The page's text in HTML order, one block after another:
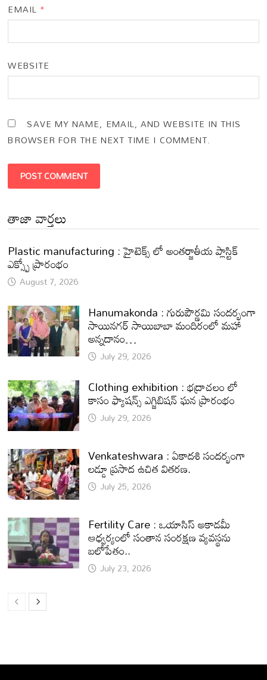
EMAIL *
WEBSITE
SAVE MY NAME, EMAIL, AND WEBSITE IN THIS
BROWSER FOR THE NEXT TIME I COMMENT.
తాజా వార్తలు
Plastic manufacturing : హైటెక్స్ లో అంతర్జాతీయ ప్లాస్టిక్
ఎక్స్పో ప్రారంభం
August 7, 2026
Hanumakonda : గురుపౌర్ణమి సందర్భంగా
సాయినగర్‌ సాయిబాబా మందిరంలో మహా
అన్నదానం…
July 29, 2026
Clothing exhibition : భద్రాచలం లో
కాసం ఫ్యాషన్స్ ఎగ్జిబిషన్ ఘన ప్రారంభం
July 29, 2026
Venkateshwara : ఏకాదశి సందర్భంగా
లడ్డూ ప్రసాద ఉచిత వితరణ.
July 25, 2026
Fertility Care : ఒయాసిస్ అకాడమీ
ఆధ్వర్యంలో సంతాన సంరక్షణ వ్యవస్థను
బలోపేతం..
July 23, 2026